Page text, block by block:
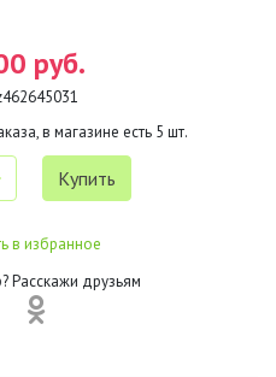
руб.
в магазине есть 5 шт.
избранное
Расскажи друзьям